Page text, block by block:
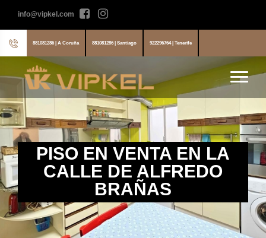
info@vipkel.com
881081286 | A Coruña 881081286 | Santiago 922296764 | Tenerife
PISO EN VENTA EN LA
CALLE DE ALFREDO
BRAÑAS